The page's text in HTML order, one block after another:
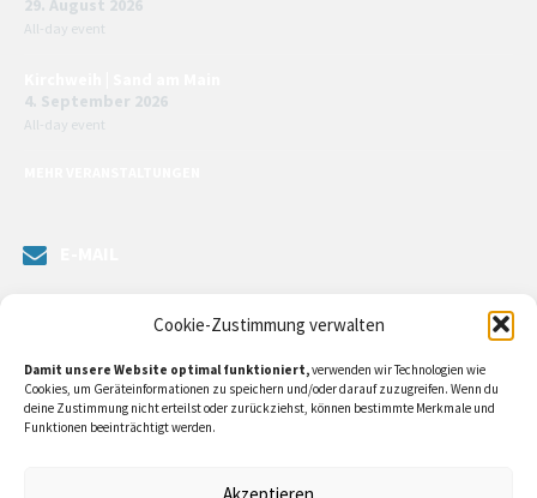
Cookie-Zustimmung verwalten
Damit unsere Website optimal funktioniert,verwenden wir Technologien wie
Cookies, um Geräteinformationen zu speichern und/oder darauf zuzugreifen. Wenn du
deine Zustimmung nicht erteilst oder zurückziehst, können bestimmte Merkmale und
Funktionen beeinträchtigt werden.
Akzeptieren
29. August 2026
All-day event
4. September 2026
All-day event
kontaktieren oder direkt an unsere Bürgermeister/in schreiben.
Klicken Siehier…